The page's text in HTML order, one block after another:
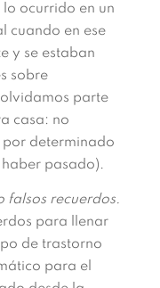
ocurrido en un
cuando en ese
y se estaban
sobre
parte
casa: no
determinado
pasado).
falsos recuerdos.
para llenar
de trastorno
para el